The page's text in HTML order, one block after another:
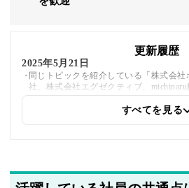
更新履歴
2025年5月21日
同じトピックを紹介している「株式会社
社、株式会社エグゼクティブ、
Hajimari、ウォンテッドリー株式会社」
すべてを見る